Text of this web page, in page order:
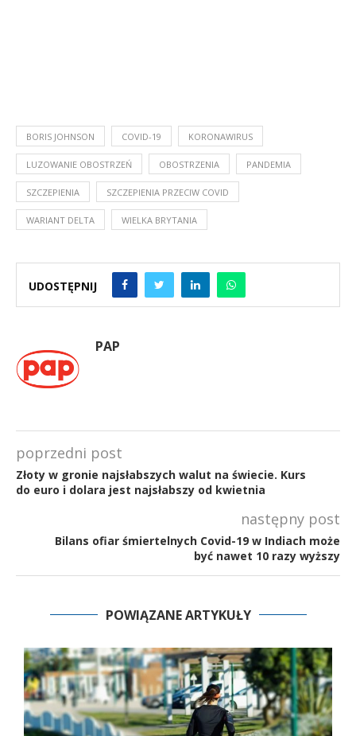
BORIS JOHNSON COVID-19 KORONAWIRUS
LUZOWANIE OBOSTRZEŃ OBOSTRZENIA PANDEMIA
SZCZEPIENIA SZCZEPIENIA PRZECIW COVID
WARIANT DELTA WIELKA BRYTANIA
UDOSTĘPNIJ
PAP
poprzedni post
Złoty w gronie najsłabszych walut na świecie. Kurs
do euro i dolara jest najsłabszy od kwietnia
następny post
Bilans ofiar śmiertelnych Covid-19 w Indiach może
być nawet 10 razy wyższy
POWIĄZANE ARTYKUŁY